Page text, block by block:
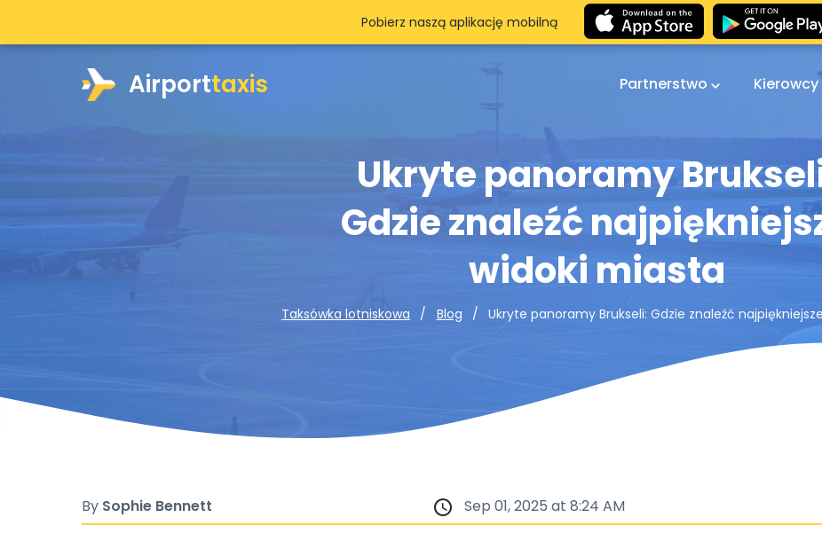
Airporttaxis Partnerstwo Kierowcy
Ukryte panoramy
Gdzie znaleźć
widoki miasta
Taksówka lotniskowa Blog Ukryte panoramy Brukseli: Gdzie znaleźć
Pobierz naszą aplikację mobilną
By Sophie Bennett Sep 01, 2025 at 8:24 AM